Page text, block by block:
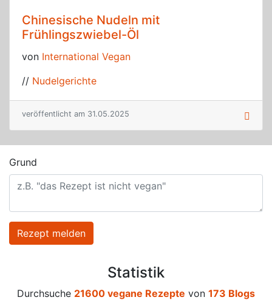
Chinesische Nudeln mit
Frühlingszwiebel-Öl
von International Vegan
// Nudelgerichte
veröffentlicht am 31.05.2025
Grund
Statistik
Durchsuche 21600 vegane Rezepte von 173 Blogs